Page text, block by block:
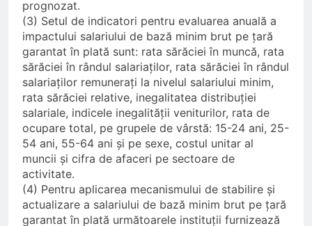
prognozat.
(3) Setul de indicatori pentru evaluarea anuală a
impactului salariului de bază minim brut pe țară
garantat în plată sunt: rata sărăciei în muncă, rata
sărăciei în rândul salariaților, rata sărăciei în rândul
salariaților remunerați la nivelul salariului minim,
rata sărăciei relative, inegalitatea distribuției
salariale, indicele inegalității veniturilor, rata de
ocupare total, pe grupele de vârstă: 15-24 ani, 25-
54 ani, 55-64 ani și pe sexe, costul unitar al
muncii și cifra de afaceri pe sectoare de
activitate.
(4) Pentru aplicarea mecanismului de stabilire și
actualizare a salariului de bază minim brut pe țară
garantat în plată următoarele instituții furnizează